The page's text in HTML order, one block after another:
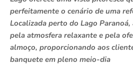
perfeitamente o cenário de uma
Localizada perto do Lago
pela atmosfera relaxante e pela
almoço, proporcionando aos
banquete em pleno meio-dia